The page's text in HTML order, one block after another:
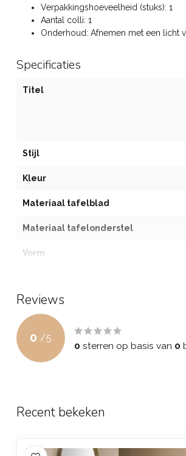
Verpakkingshoeveelheid (stuks): 1
Aantal colli: 1
Onderhoud: Afnemen met een licht
Specificaties
Titel
Stijl
Kleur
Materiaal tafelblad
Materiaal tafelonderstel
Vorm
Met wielen
Inhoud van set
Product lengte
Reviews
0 /5
0 sterren op basis van 0
Recent bekeken